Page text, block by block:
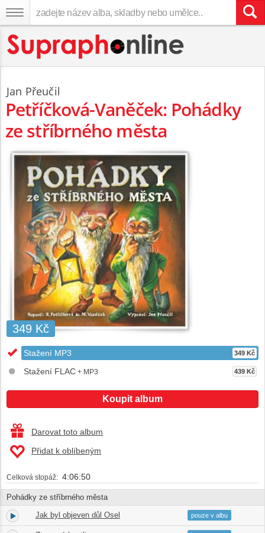
Jan Přeučil
Petříčková-Vaněček: Pohádky
ze stříbrného města
349 Kč
Stažení MP3 349 Kč
Stažení FLAC + MP3 439 Kč
Koupit album
Darovat toto album
Přidat k oblíbeným
Celková stopáž: 4:06:50
Pohádky ze stříbrného města
1. Jak byl objeven důl Osel 21:38
pouze v albu